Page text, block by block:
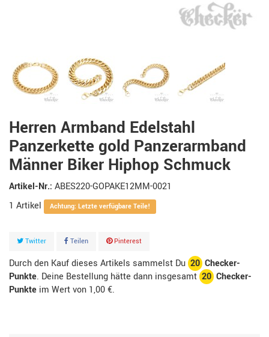
Herren Armband Edelstahl
Panzerkette gold Panzerarmband
Männer Biker Hiphop Schmuck
Artikel-Nr.: ABES220-GOPAKE12MM-0021
1 Artikel Achtung: Letzte verfügbare Teile!
Twitter Teilen Pinterest
Durch den Kauf dieses Artikels sammelst Du 20 Checker-
Punkte. Deine Bestellung hätte dann insgesamt 20 Checker-
Punkte im Wert von 1,00 €.